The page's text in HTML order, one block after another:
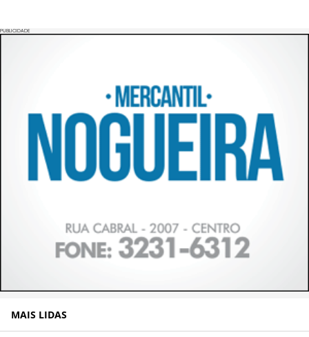
PUBLICIDADE
MAIS LIDAS